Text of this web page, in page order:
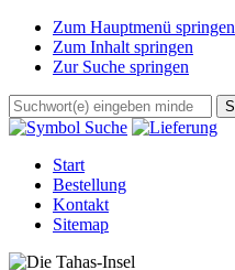
Zum Hauptmenü springen
Zum Inhalt springen
Zur Suche springen
Start
Bestellung
Kontakt
Sitemap